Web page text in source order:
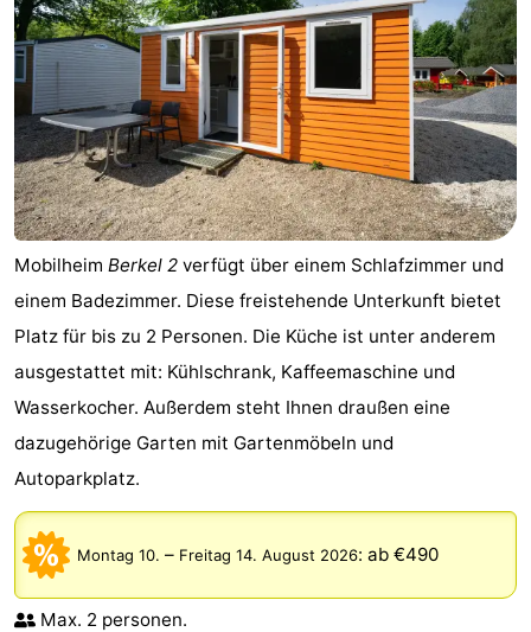
Mobilheim Berkel 2 verfügt über einem Schlafzimmer und
einem Badezimmer. Diese freistehende Unterkunft bietet
Platz für bis zu 2 Personen. Die Küche ist unter anderem
ausgestattet mit: Kühlschrank, Kaffeemaschine und
Wasserkocher. Außerdem steht Ihnen draußen eine
dazugehörige Garten mit Gartenmöbeln und
Autoparkplatz.
Montag 10. – Freitag 14. August 2026: ab €490
Max. 2 personen.